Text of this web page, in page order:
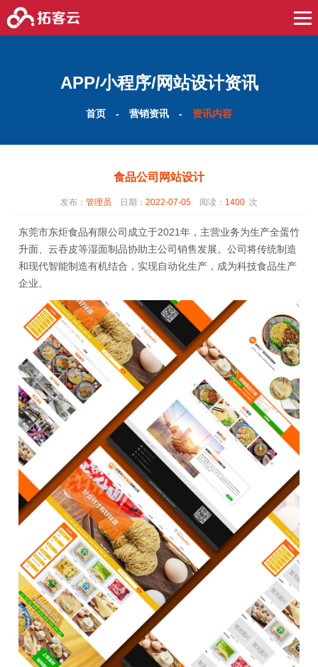
APP/小程序/网站设计资讯
首页 - 营销资讯 - 资讯内容
食品公司网站设计
发布： 管理员 日期： 2022-07-05阅读： 1400次
东莞市东炬食品有限公司成立于2021年，主营业务为生产全蛋竹
升面、云吞皮等湿面制品协助主公司销售发展。公司将传统制造
和现代智能制造有机结合，实现自动化生产，成为科技食品生产
企业。